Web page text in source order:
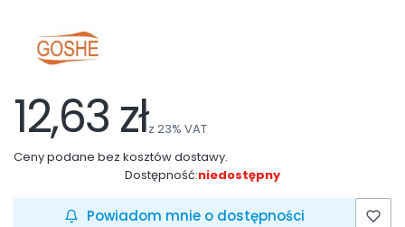
12,63 złz 23% VAT
Ceny podane bez kosztów dostawy.
Dostępność:niedostępny
Powiadom mnie o dostępności